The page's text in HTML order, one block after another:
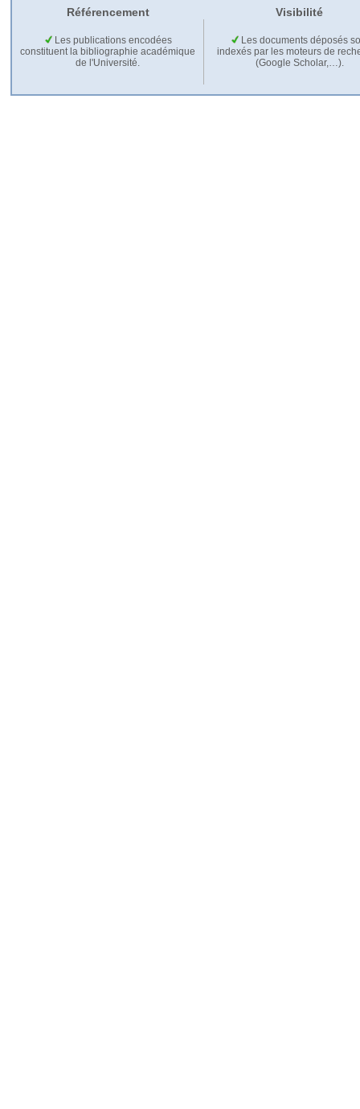
Référencement Visibilité
Les publications encodées
constituent la bibliographie académique
de l'Université.
Les documents déposés
indexés par les moteurs de
(Google Scholar,…).